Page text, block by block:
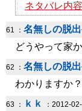
ネタバレ内
61 ： 名無しの脱
どうやって家
62 ： 名無しの脱
わかりますか？
63 ： ｋｋ ：2012-